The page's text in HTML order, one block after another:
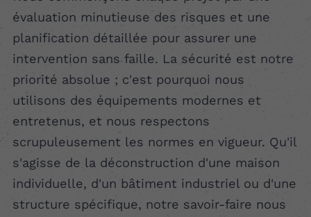
évaluation minutieuse des risques et une
planification détaillée pour assurer une
intervention sans faille. La sécurité est notre
priorité absolue ; c'est pourquoi nous
utilisons des équipements modernes et
entretenus, et nous respectons
scrupuleusement les normes en vigueur. Qu'il
s'agisse de la déconstruction d'une maison
individuelle, d'un bâtiment industriel ou d'une
structure spécifique, notre savoir-faire nous